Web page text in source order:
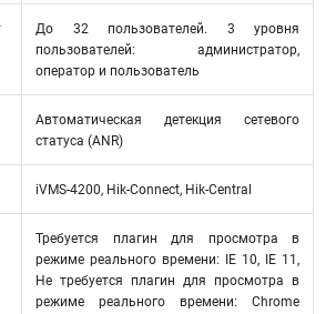
До 32 пользователей. 3 уровня
пользователей: администратор,
оператор и пользователь
Автоматическая детекция сетевого
статуса (ANR)
iVMS-4200, Hik-Connect, Hik-Central
Требуется плагин для просмотра в
режиме реального времени: IE 10, IE 11,
Не требуется плагин для просмотра в
режиме реального времени: Chrome